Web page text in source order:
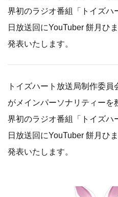
界初のラジオ番組「トイズ
日放送回にYouTuber 餅月ひ
発表いたします。
トイズハート放送局制作委
がメインパーソナリティーを
界初のラジオ番組「トイズ
日放送回にYouTuber 餅月ひ
発表いたします。